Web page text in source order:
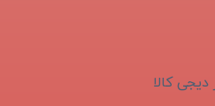
کالا